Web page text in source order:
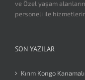
ve Özel yaşam
personeli ile
SON YAZILAR
Kırım Kongo